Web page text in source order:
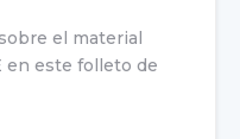
el material
en este folleto de